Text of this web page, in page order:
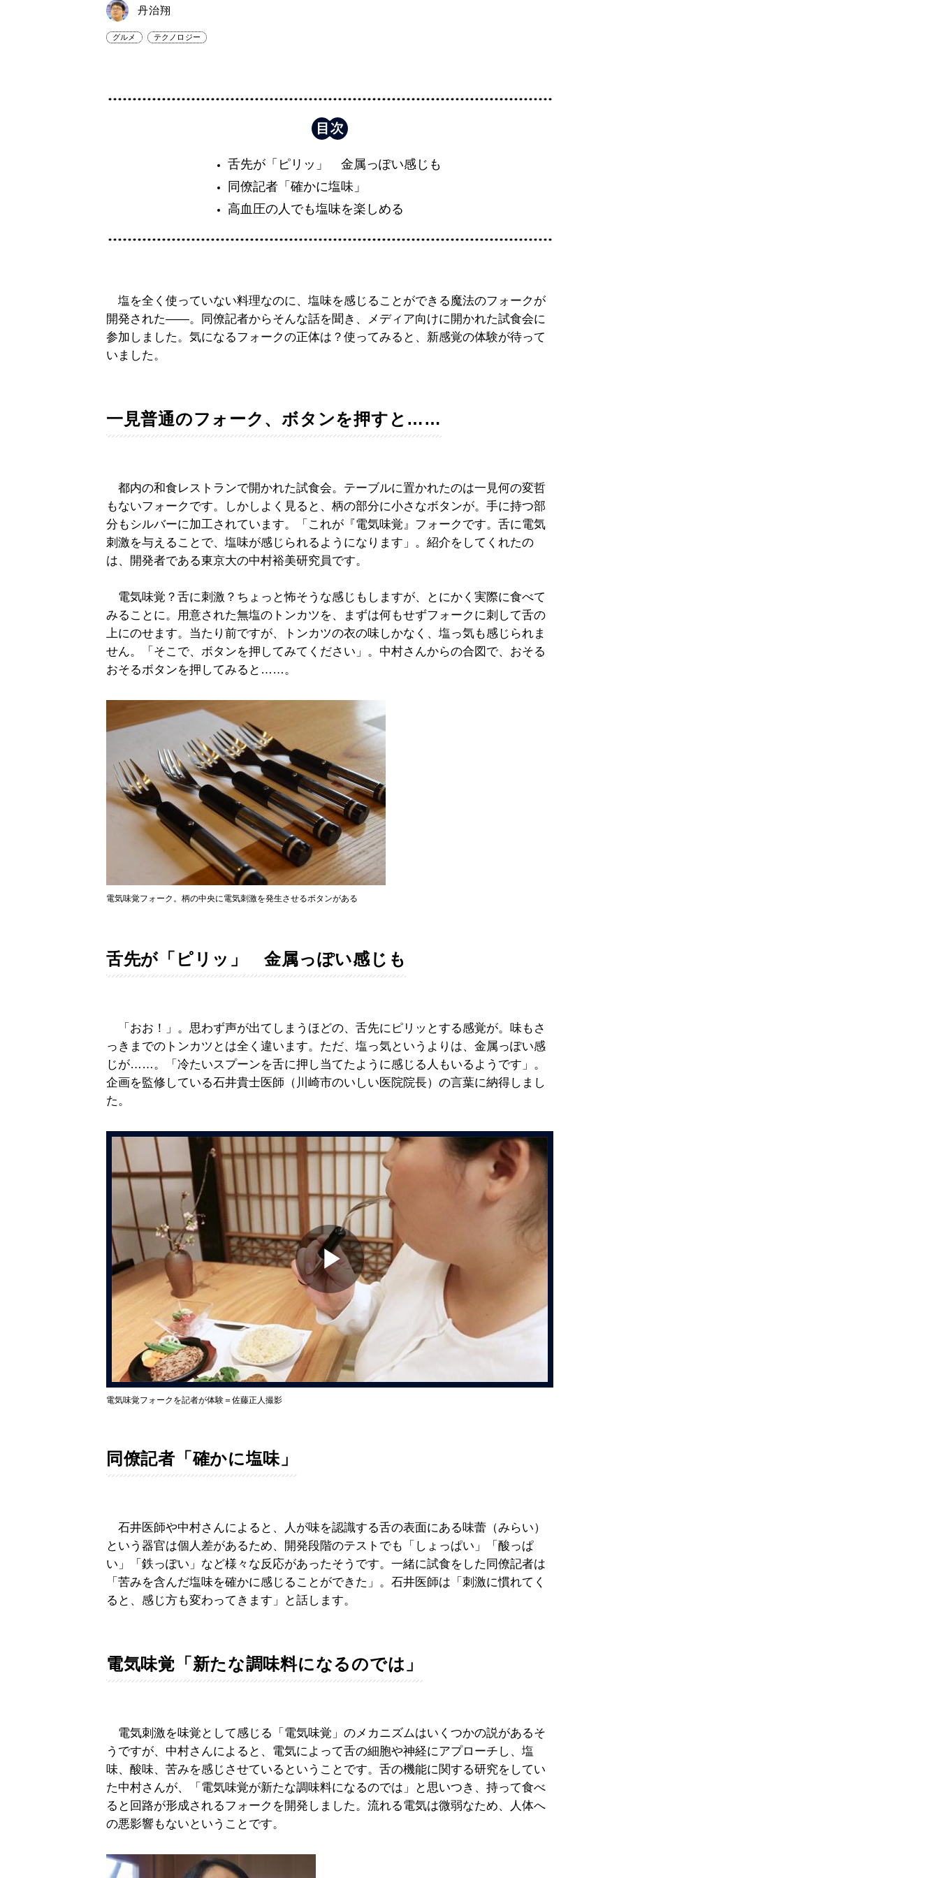
丹治翔
グルメ テクノロジー
舌先が「ピリッ」 金属っぽい感じも
同僚記者「確かに塩味」
高血圧の人でも塩味を楽しめる
塩を全く使っていない料理なのに、塩味を感じることができる魔法のフォークが
開発された――。同僚記者からそんな話を聞き、メディア向けに開かれた試食会に
参加しました。気になるフォークの正体は？使ってみると、新感覚の体験が待って
いました。
一見普通のフォーク、ボタンを押すと……
都内の和食レストランで開かれた試食会。テーブルに置かれたのは一見何の変哲
もないフォークです。しかしよく見ると、柄の部分に小さなボタンが。手に持つ部
分もシルバーに加工されています。「これが『電気味覚』フォークです。舌に電気
刺激を与えることで、塩味が感じられるようになります」。紹介をしてくれたの
は、開発者である東京大の中村裕美研究員です。
電気味覚？舌に刺激？ちょっと怖そうな感じもしますが、とにかく実際に食べて
みることに。用意された無塩のトンカツを、まずは何もせずフォークに刺して舌の
上にのせます。当たり前ですが、トンカツの衣の味しかなく、塩っ気も感じられま
せん。「そこで、ボタンを押してみてください」。中村さんからの合図で、おそる
おそるボタンを押してみると……。
電気味覚フォーク。柄の中央に電気刺激を発生させるボタンがある
舌先が「ピリッ」 金属っぽい感じも
「おお！」。思わず声が出てしまうほどの、舌先にピリッとする感覚が。味もさ
っきまでのトンカツとは全く違います。ただ、塩っ気というよりは、金属っぽい感
じが……。「冷たいスプーンを舌に押し当てたように感じる人もいるようです」。
企画を監修している石井貴士医師（川崎市のいしい医院院長）の言葉に納得しまし
た。
Play
Video
電気味覚フォークを記者が体験＝佐藤正人撮影
同僚記者「確かに塩味」
石井医師や中村さんによると、人が味を認識する舌の表面にある味蕾（みらい）
という器官は個人差があるため、開発段階のテストでも「しょっぱい」「酸っぱ
い」「鉄っぽい」など様々な反応があったそうです。一緒に試食をした同僚記者は
「苦みを含んだ塩味を確かに感じることができた」。石井医師は「刺激に慣れてく
ると、感じ方も変わってきます」と話します。
電気味覚「新たな調味料になるのでは」
電気刺激を味覚として感じる「電気味覚」のメカニズムはいくつかの説があるそ
うですが、中村さんによると、電気によって舌の細胞や神経にアプローチし、塩
味、酸味、苦みを感じさせているということです。舌の機能に関する研究をしてい
た中村さんが、「電気味覚が新たな調味料になるのでは」と思いつき、持って食べ
ると回路が形成されるフォークを開発しました。流れる電気は微弱なため、人体へ
の悪影響もないということです。